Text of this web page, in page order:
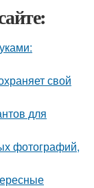
свой
для
фотографий,